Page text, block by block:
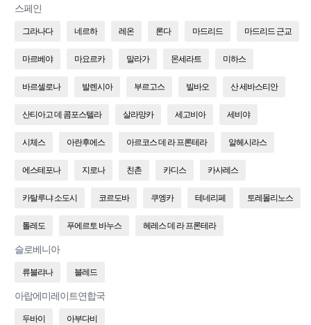
스페인
그라나다 네르하 레온 론다 마드리드 마드리드 근교
마르베야 마요르카 말라가 몬세라트 미하스
바르셀로나 발렌시아 부르고스 빌바오 산 세바스티안
산티아고 데 콤포스텔라 살라망카 세고비아 세비야
시체스 아란후에스 아르코스 데 라 프론테라 알헤시라스
에스테포나 지로나 친촌 카디스 카사레스
카탈루냐 소도시 코르도바 쿠엥카 테네리페 토레몰리노스
톨레도 푸에르토 바누스 헤레스 데 라 프론테라
슬로베니아
류블랴나 블레드
아랍에미레이트연합국
두바이 아부다비